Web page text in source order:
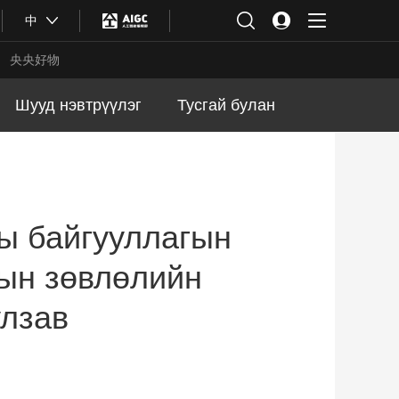
中
央央好物
Шууд нэвтрүүлэг Тусгай булан
зөвлөлийн